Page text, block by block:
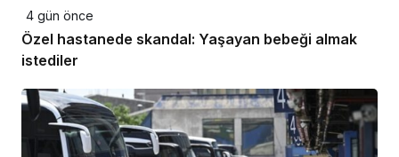
4 gün önce
Özel hastanede skandal: Yaşayan bebeği almak
istediler